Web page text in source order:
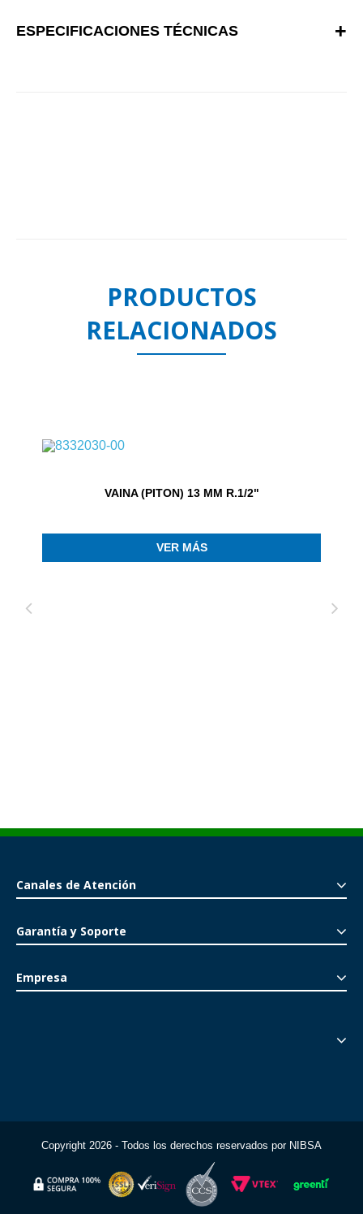
ESPECIFICACIONES TÉCNICAS
PRODUCTOS
RELACIONADOS
VAINA (PITON) 13 MM R.1/2"
VER MÁS
Canales de Atención
Garantía y Soporte
Empresa
Copyright 2026 - Todos los derechos reservados por NIBSA